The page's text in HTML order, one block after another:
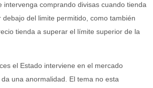
intervenga comprando divisas cuando tienda
del limite permitido, como también
tienda a superar el límite superior de la
el Estado interviene en el mercado
una anormalidad. El tema no esta